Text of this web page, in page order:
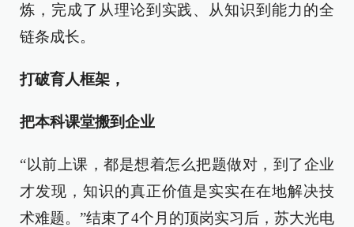
炼，完成了从理论到实践、从知识到能力的全
链条成长。
打破育人框架，
把本科课堂搬到企业
“以前上课，都是想着怎么把题做对，到了企业
才发现，知识的真正价值是实实在在地解决技
术难题。”结束了4个月的顶岗实习后，苏大光电